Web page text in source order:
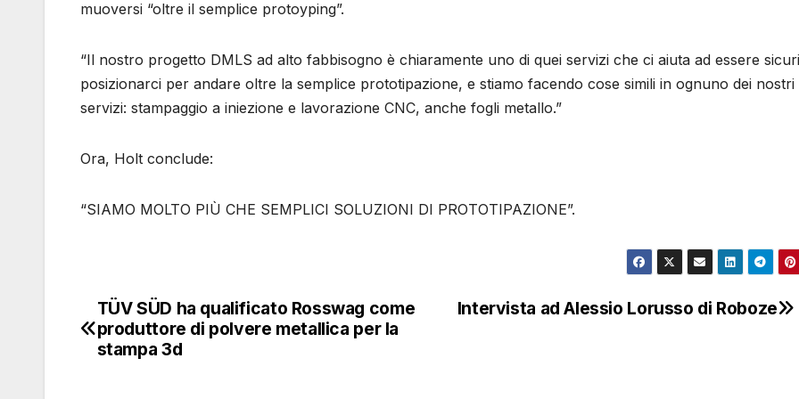
muoversi “oltre il semplice protoyping”.
“Il nostro progetto DMLS ad alto fabbisogno è chiaramente uno di quei servizi che ci aiuta ad essere
posizionarci per andare oltre la semplice prototipazione, e stiamo facendo cose simili in ognuno dei nostri
servizi: stampaggio a iniezione e lavorazione CNC, anche fogli metallo.”
Ora, Holt conclude:
“SIAMO MOLTO PIÙ CHE SEMPLICI SOLUZIONI DI PROTOTIPAZIONE”.
Navigazione
articoli
Intervista ad Alessio Lorusso di Roboze
TÜV SÜD ha qualificato Rosswag come
produttore di polvere metallica per la
stampa 3d